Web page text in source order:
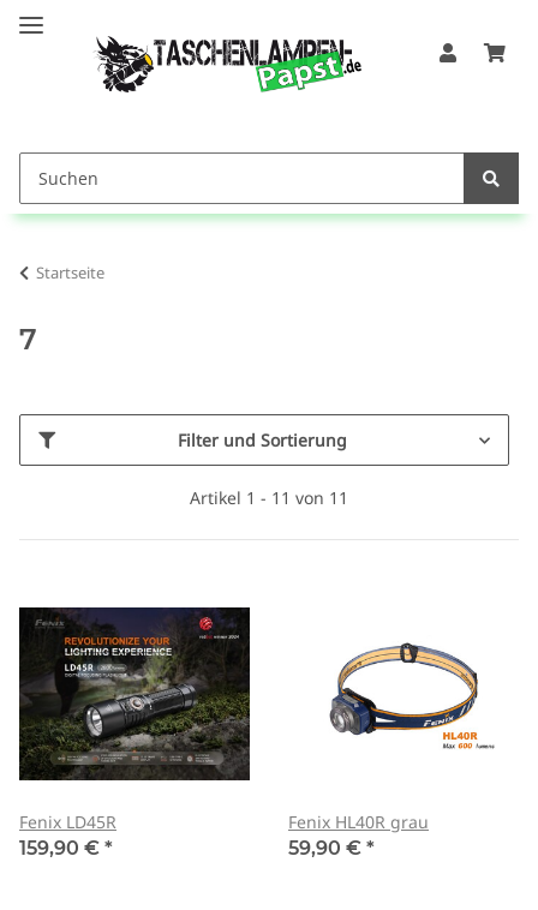
Startseite
7
Filter und Sortierung
Artikel 1 - 11 von 11
Fenix LD45R
159,90 € *
Fenix HL40R grau
59,90 € *